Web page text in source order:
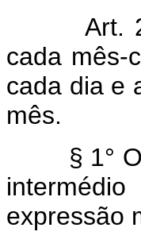
Art.
cada mês-
cada dia e
mês.
§ 1°
expressão